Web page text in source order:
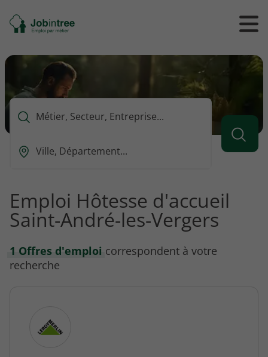
Se
rendre
l'accueil
Ouvrir
/
le
Que
vous
rechercher
Ou
vous
voulez
rechercher
Emploi Hôtesse d'accueil
Saint-André-les-Vergers
1 Offres d'emploi correspondent à votre
recherche